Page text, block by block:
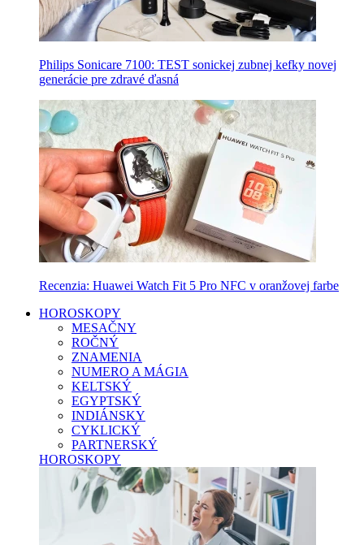
Philips Sonicare 7100: TEST sonickej zubnej kefky novej
generácie pre zdravé ďasná
Recenzia: Huawei Watch Fit 5 Pro NFC v oranžovej farbe
HOROSKOPY
MESAČNY
ROČNÝ
ZNAMENIA
NUMERO A MÁGIA
KELTSKÝ
EGYPTSKÝ
INDIÁNSKY
CYKLICKÝ
PARTNERSKÝ
HOROSKOPY